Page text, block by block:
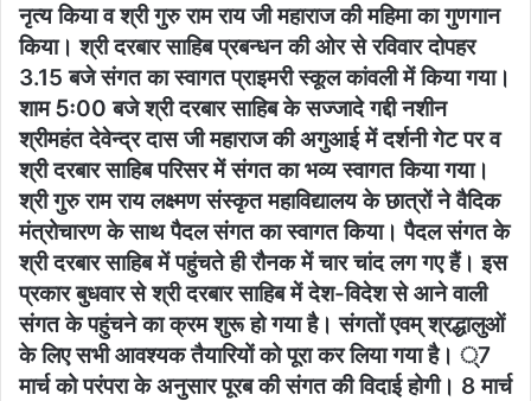
नृत्य किया व श्री गुरु राम राय जी महाराज की महिमा का गुणगान
किया। श्री दरबार साहिब प्रबन्धन की ओर से रविवार दोपहर
3.15 बजे संगत का स्वागत प्राइमरी स्कूल कांवली में किया गया।
शाम 5ः00 बजे श्री दरबार साहिब के सज्जादे गद्दी नशीन
श्रीमहंत देवेन्द्र दास जी महाराज की अगुआई में दर्शनी गेट पर व
श्री दरबार साहिब परिसर में संगत का भव्य स्वागत किया गया।
श्री गुरु राम राय लक्ष्मण संस्कृत महाविद्यालय के छात्रों ने वैदिक
मंत्रोचारण के साथ पैदल संगत का स्वागत किया। पैदल संगत के
श्री दरबार साहिब में पहुंचते ही रौनक में चार चांद लग गए हैं। इस
प्रकार बुधवार से श्री दरबार साहिब में देश-विदेश से आने वाली
संगत के पहुंचने का क्रम शुरू हो गया है। संगतों एवम् श्रद्धालुओं
के लिए सभी आवश्यक तैयारियों को पूरा कर लिया गया है। ्7
मार्च को परंपरा के अनुसार पूरब की संगत की विदाई होगी। 8 मार्च